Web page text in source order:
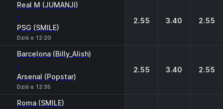
Real M (JUMANJI)
-
PSG (SMILE)
Dziś o 12:20
2.55 3.40 2.55
Barcelona (Billy_Alish)
-
Arsenal (Popstar)
Dziś o 12:35
2.55 3.40 2.55
Roma (SMILE)